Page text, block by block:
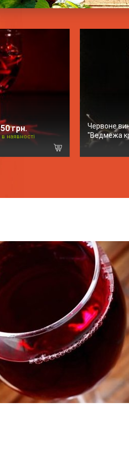
грн.
наявності
Червоне
"Ведмежа